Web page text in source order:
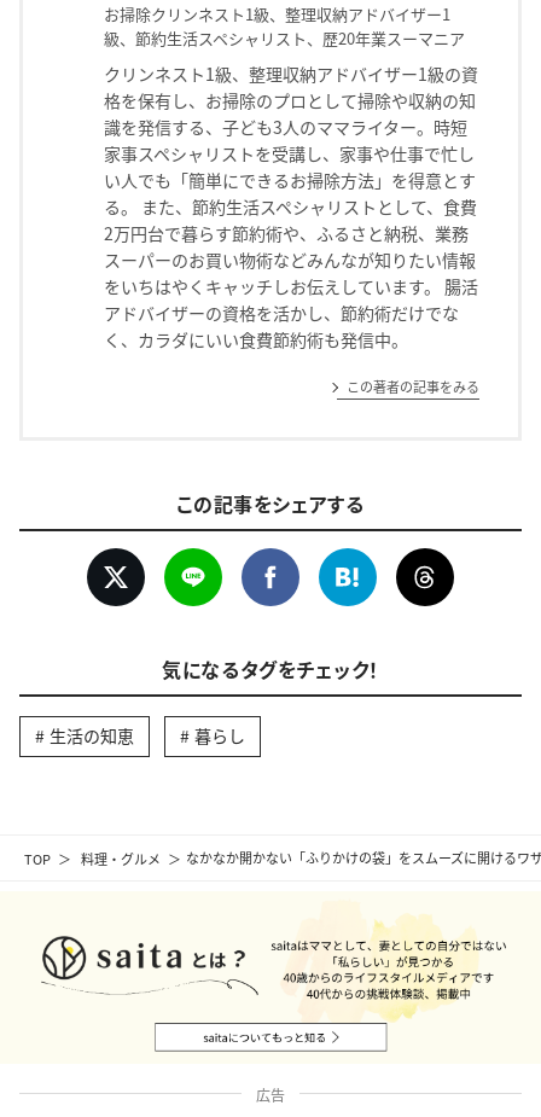
TOP 料理・グルメ なかなか開かない「ふりかけの袋」をスムーズに開ける
お掃除クリンネスト1級、整理収納アドバイザー1
級、節約生活スペシャリスト、歴20年業スーマニア
クリンネスト1級、整理収納アドバイザー1級の資
格を保有し、お掃除のプロとして掃除や収納の知
識を発信する、子ども3人のママライター。時短
家事スペシャリストを受講し、家事や仕事で忙し
い人でも「簡単にできるお掃除方法」を得意とす
る。 また、節約生活スペシャリストとして、食費
2万円台で暮らす節約術や、ふるさと納税、業務
スーパーのお買い物術などみんなが知りたい情報
をいちはやくキャッチしお伝えしています。 腸活
アドバイザーの資格を活かし、節約術だけでな
く、カラダにいい食費節約術も発信中。
この著者の記事をみる
この記事をシェアする
気になるタグをチェック！
生活の知恵 暮らし
広告